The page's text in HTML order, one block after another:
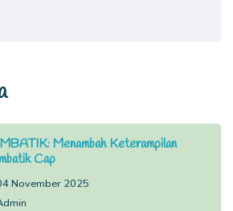
Menambah Keterampilan
Cap
November 2025